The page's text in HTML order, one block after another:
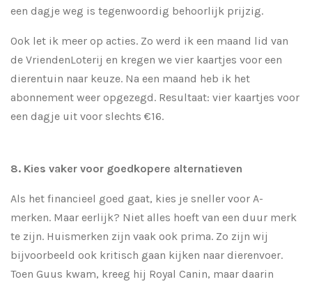
een dagje weg is tegenwoordig behoorlijk prijzig.
Ook let ik meer op acties. Zo werd ik een maand lid van
de VriendenLoterij en kregen we vier kaartjes voor een
dierentuin naar keuze. Na een maand heb ik het
abonnement weer opgezegd. Resultaat: vier kaartjes voor
een dagje uit voor slechts €16.
8. Kies vaker voor goedkopere alternatieven
Als het financieel goed gaat, kies je sneller voor A-
merken. Maar eerlijk? Niet alles hoeft van een duur merk
te zijn. Huismerken zijn vaak ook prima. Zo zijn wij
bijvoorbeeld ook kritisch gaan kijken naar dierenvoer.
Toen Guus kwam, kreeg hij Royal Canin, maar daarin